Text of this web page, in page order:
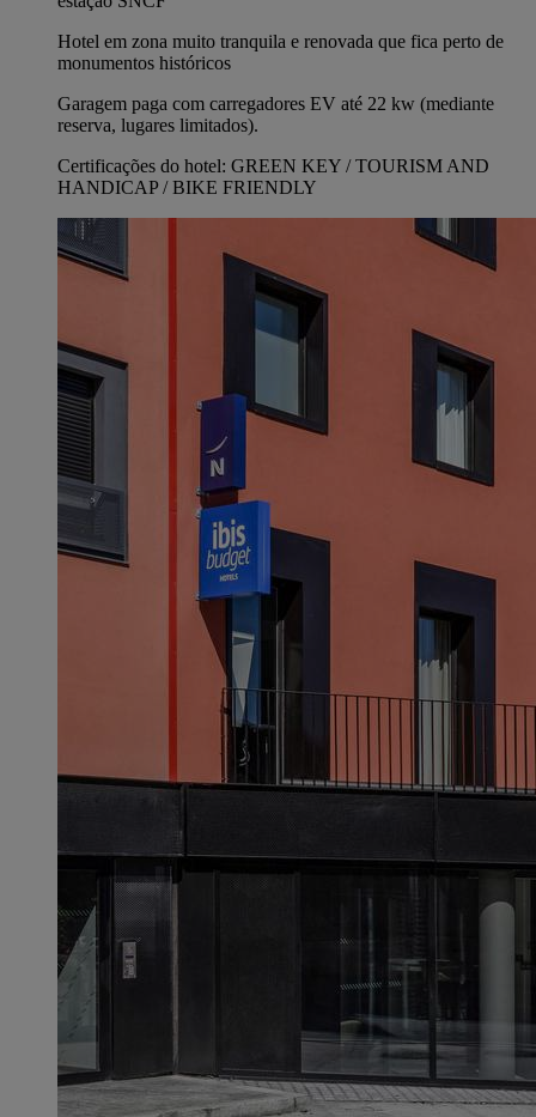
Hotel em zona muito tranquila e renovada que fica perto de
monumentos históricos
Garagem paga com carregadores EV até 22 kw (mediante
reserva, lugares limitados).
Certificações do hotel: GREEN KEY / TOURISM AND
HANDICAP / BIKE FRIENDLY